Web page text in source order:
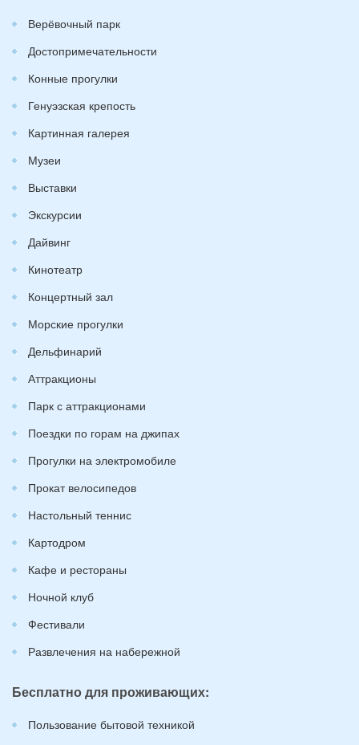
Верёвочный парк
Достопримечательности
Конные прогулки
Генуэзская крепость
Картинная галерея
Музеи
Выставки
Экскурсии
Дайвинг
Кинотеатр
Концертный зал
Морские прогулки
Дельфинарий
Аттракционы
Парк с аттракционами
Поездки по горам на джипах
Прогулки на электромобиле
Прокат велосипедов
Настольный теннис
Картодром
Кафе и рестораны
Ночной клуб
Фестивали
Развлечения на набережной
Бесплатно для проживающих:
Пользование бытовой техникой